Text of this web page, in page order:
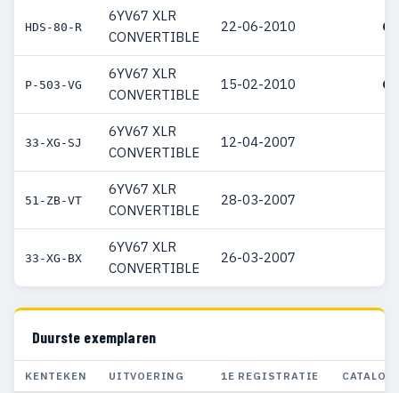
HDS-80-R
6YV67 XLR
CONVERTIBLE
22-06-2010 €
P-503-VG
6YV67 XLR
CONVERTIBLE
15-02-2010 €
33-XG-SJ
6YV67 XLR
CONVERTIBLE
12-04-2007
51-ZB-VT
6YV67 XLR
CONVERTIBLE
28-03-2007
33-XG-BX
6YV67 XLR
CONVERTIBLE
26-03-2007
Duurste exemplaren
KENTEKEN UITVOERING 1E REGISTRATIE